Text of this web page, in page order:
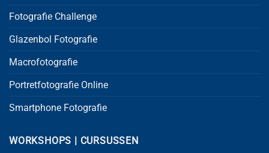
Fotografie Challenge
Glazenbol Fotografie
Macrofotografie
Portretfotografie Online
Smartphone Fotografie
WORKSHOPS | CURSUSSEN